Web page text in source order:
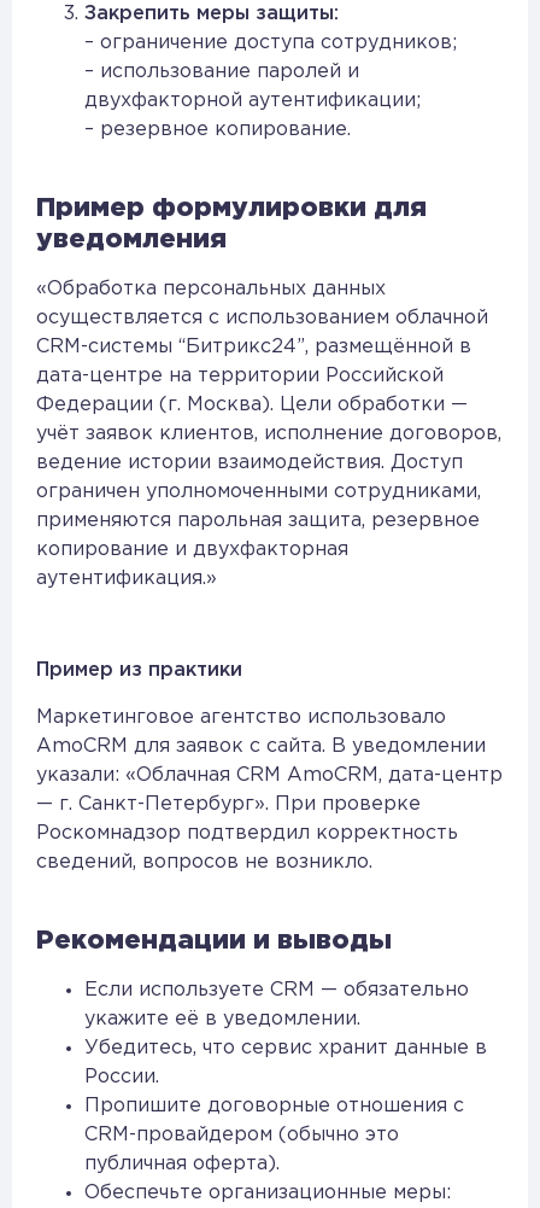
Закрепить меры защиты:
– ограничение доступа сотрудников;
– использование паролей и
двухфакторной аутентификации;
– резервное копирование.
Пример формулировки для
уведомления
«Обработка персональных данных
осуществляется с использованием облачной
CRM-системы “Битрикс24”, размещённой в
дата-центре на территории Российской
Федерации (г. Москва). Цели обработки —
учёт заявок клиентов, исполнение договоров,
ведение истории взаимодействия. Доступ
ограничен уполномоченными сотрудниками,
применяются парольная защита, резервное
копирование и двухфакторная
аутентификация.»
Пример из практики
Маркетинговое агентство использовало
AmoCRM для заявок с сайта. В уведомлении
указали: «Облачная CRM AmoCRM, дата-центр
— г. Санкт-Петербург». При проверке
Роскомнадзор подтвердил корректность
сведений, вопросов не возникло.
Рекомендации и выводы
Если используете CRM — обязательно
укажите её в уведомлении.
Убедитесь, что сервис хранит данные в
России.
Пропишите договорные отношения с
CRM-провайдером (обычно это
публичная оферта).
Обеспечьте организационные меры: